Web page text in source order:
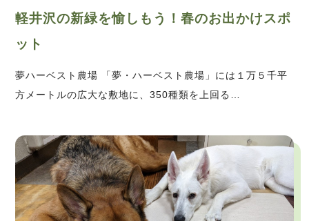
軽井沢の新緑を愉しもう！春のお出かけスポ
ット
夢ハーベスト農場 「夢・ハーベスト農場」には１万５千平
方メートルの広大な敷地に、350種類を上回る…